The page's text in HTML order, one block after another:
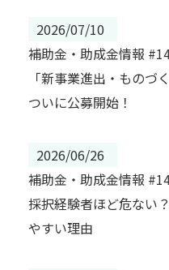
2026/07/10
補助金・助成金情報
「新事業進出・ものづ
ついに公募開始！
2026/06/26
補助金・助成金情報
採択経験者ほど危ない
やすい理由